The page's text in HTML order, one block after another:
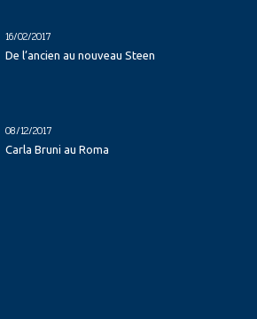
16/02/2017
De l’ancien au nouveau Steen
08/12/2017
Carla Bruni au Roma